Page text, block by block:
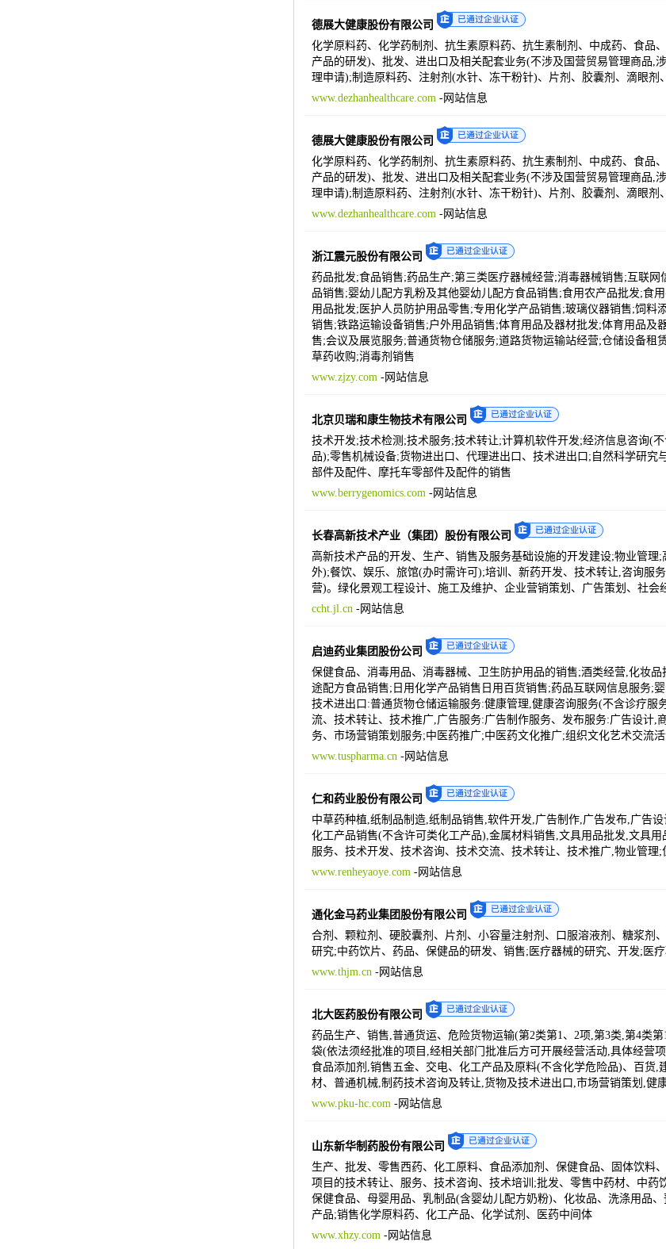
德展大健康股份有限公司
化学原料药、化学药制剂、抗生素原料药、抗生素制剂、中成药、食品
产品的研发)、批发、进出口及相关配套业务(不涉及国营贸易管理商品,
理申请);制造原料药、注射剂(水针、冻干粉针)、片剂、胶囊剂、滴眼
www.dezhanhealthcare.com-网站信息
德展大健康股份有限公司
化学原料药、化学药制剂、抗生素原料药、抗生素制剂、中成药、食品
产品的研发)、批发、进出口及相关配套业务(不涉及国营贸易管理商品,
理申请);制造原料药、注射剂(水针、冻干粉针)、片剂、胶囊剂、滴眼
www.dezhanhealthcare.com-网站信息
浙江震元股份有限公司
药品批发;食品销售;药品生产;第三类医疗器械经营;消毒器械销售;互联
品销售;婴幼儿配方乳粉及其他婴幼儿配方食品销售;食用农产品批发;食
用品批发;医护人员防护用品零售;专用化学产品销售;玻璃仪器销售;饲
销售;铁路运输设备销售;户外用品销售;体育用品及器材批发;体育用品
售;会议及展览服务;普通货物仓储服务;道路货物运输站经营;仓储设备
草药收购;消毒剂销售
www.zjzy.com-网站信息
北京贝瑞和康生物技术有限公司
技术开发;技术检测;技术服务;技术转让;计算机软件开发;经济信息咨询(
品);零售机械设备;货物进出口、代理进出口、技术进出口;自然科学研
部件及配件、摩托车零部件及配件的销售
www.berrygenomics.com-网站信息
长春高新技术产业（集团）股份有限公司
高新技术产品的开发、生产、销售及服务基础设施的开发建设;物业管
外);餐饮、娱乐、旅馆(办时需许可);培训、新药开发、技术转让,咨询服
营)。绿化景观工程设计、施工及维护、企业营销策划、广告策划、社
ccht.jl.cn-网站信息
启迪药业集团股份公司
保健食品、消毒用品、消毒器械、卫生防护用品的销售;酒类经营,化妆
途配方食品销售;日用化学产品销售日用百货销售;药品互联网信息服务;
技术进出口:普通货物仓储运输服务:健康管理,健康咨询服务(不含诊疗
流、技术转让、技术推广,广告服务:广告制作服务、发布服务:广告设计
务、市场营销策划服务;中医药推广;中医药文化推广;组织文化艺术交流
www.tuspharma.cn-网站信息
仁和药业股份有限公司
中草药种植,纸制品制造,纸制品销售,软件开发,广告制作,广告发布,广告
化工产品销售(不含许可类化工产品),金属材料销售,文具用品批发,文具
服务、技术开发、技术咨询、技术交流、技术转让、技术推广,物业管
www.renheyaoye.com-网站信息
通化金马药业集团股份有限公司
合剂、颗粒剂、硬胶囊剂、片剂、小容量注射剂、口服溶液剂、糖浆剂
研究;中药饮片、药品、保健品的研发、销售;医疗器械的研究、开发;医
www.thjm.cn-网站信息
北大医药股份有限公司
药品生产、销售,普通货运、危险货物运输(第2类第1、2项,第3类,第4类
袋(依法须经批准的项目,经相关部门批准后方可开展经营活动,具体经营
食品添加剂,销售五金、交电、化工产品及原料(不含化学危险品)、百货
材、普通机械,制药技术咨询及转让,货物及技术进出口,市场营销策划,健
www.pku-hc.com-网站信息
山东新华制药股份有限公司
生产、批发、零售西药、化工原料、食品添加剂、保健食品、固体饮料
项目的技术转让、服务、技术咨询、技术培训;批发、零售中药材、中
保健食品、母婴用品、乳制品(含婴幼儿配方奶粉)、化妆品、洗涤用品
产品;销售化学原料药、化工产品、化学试剂、医药中间体
www.xhzy.com-网站信息